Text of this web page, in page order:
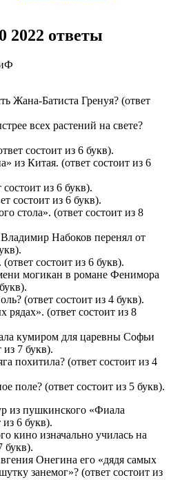
2022 ответы
Жана-Батиста Гренуя? (ответ
всех растений на свете?
состоит из 6 букв).
из Китая. (ответ состоит из 6
из 6 букв).
состоит из 6 букв).
стола». (ответ состоит из 8
Набоков перенял от
состоит из 6 букв).
могикан в романе Фенимора
(ответ состоит из 4 букв).
(ответ состоит из 8
кумиром для царевны Софьи
из 7 букв).
похитила? (ответ состоит из 4
поле? (ответ состоит из 5 букв).
из пушкинского «Фиала
из 6 букв).
кино изначально училась на
букв).
Онегина его «дядя самых
занемог»? (ответ состоит из